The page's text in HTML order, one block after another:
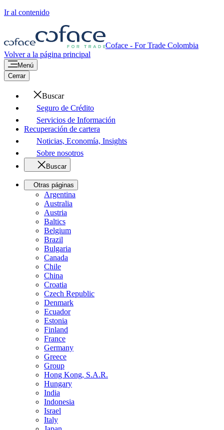
Ir al contenido
Coface - For Trade Colombia
Volver a la página principal
Menú
Cerrar
Buscar
Seguro de Crédito
Servicios de Información
Recuperación de cartera
Noticias, Economía, Insights
Sobre nosotros
Buscar
Otras páginas
Argentina
Australia
Austria
Baltics
Belgium
Brazil
Bulgaria
Canada
Chile
China
Croatia
Czech Republic
Denmark
Ecuador
Estonia
Finland
France
Germany
Greece
Group
Hong Kong, S.A.R.
Hungary
India
Indonesia
Israel
Italy